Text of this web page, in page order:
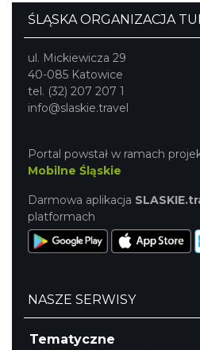
ŚLĄSKA ORGANIZACJA
ul. Mickiewicza 29
40-085 Katowice
tel. (32) 207 207 1
info@slaskie.travel
Portal powstał w ramach
Mobilne Śląskie
Darmowa aplikacja
platformach
NASZE SERWISY
Tematyczne